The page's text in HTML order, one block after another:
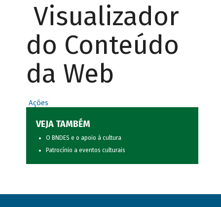
Visualizador
do Conteúdo
da Web
Ações
VEJA TAMBÉM
O BNDES e o apoio à cultura
Patrocínio a eventos culturais